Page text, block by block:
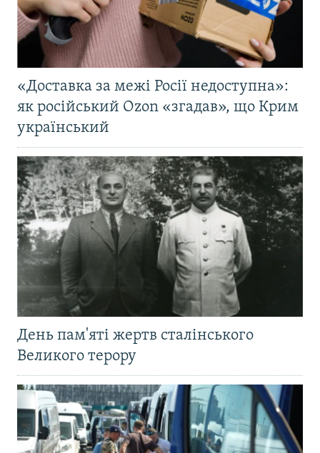
«Доставка за межі Росії недоступна»:
як російський Ozon «згадав», що Крим
український
День пам'яті жертв сталінського
Великого терору